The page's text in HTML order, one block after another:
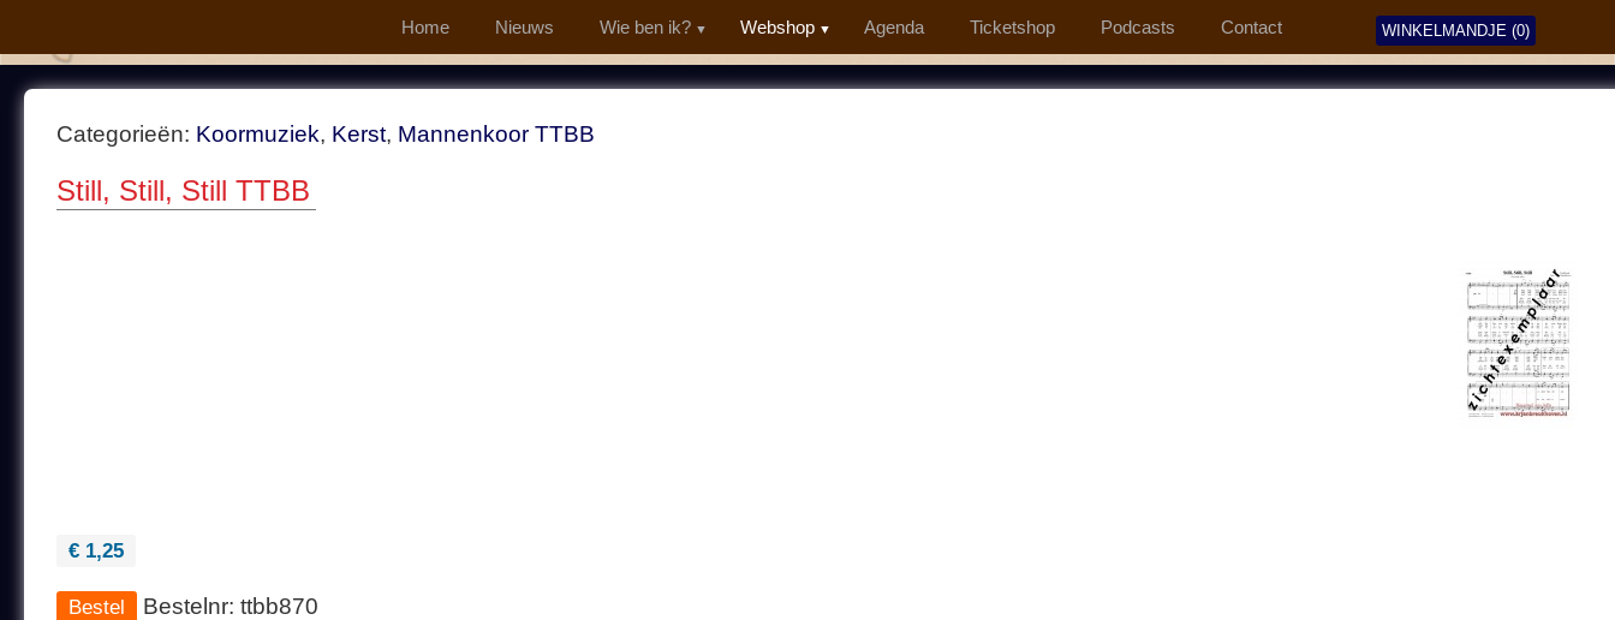
Home Nieuws Wie ben ik? Webshop Agenda Ticketshop Podcasts Contact WINKELMANDJE (0)
Categorieën: Koormuziek, Kerst, Mannenkoor TTBB
Still, Still, Still TTBB
€ 1,25
Bestelnr: ttbb870